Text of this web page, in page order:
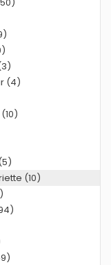
(4)
(10)